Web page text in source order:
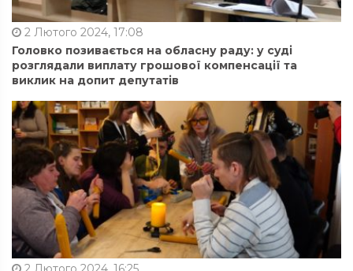
2 Лютого 2024, 17:08
Головко позивається на обласну раду: у суді
розглядали виплату грошової компенсації та
виклик на допит депутатів